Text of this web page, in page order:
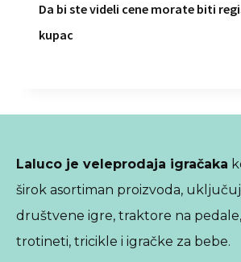
Da bi ste videli cene morate biti
kupac
Laluco je veleprodaja igračaka
širok asortiman proizvoda,
društvene igre, traktore na
trotineti, tricikle i igračke za bebe.